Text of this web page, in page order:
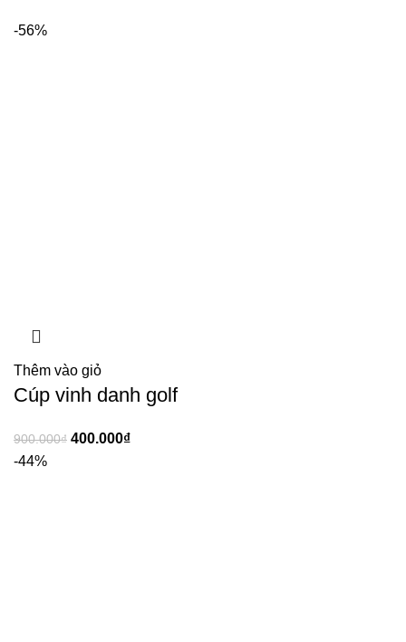
-56%
Thêm vào giỏ
Cúp vinh danh golf
900.000₫ 400.000₫
-44%